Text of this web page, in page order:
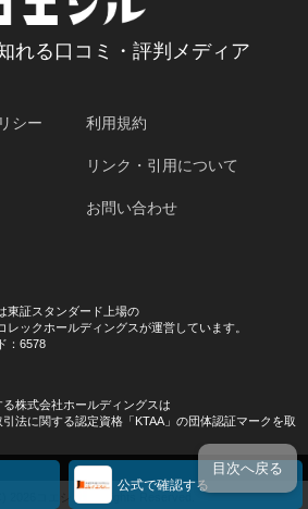
公式で確認する
れる口コミ・評判メディア
シー 利用規約
リンク・引用について
お問い合わせ
東証スタンダード上場の
レックホールディングスが運営しています。
：6578
る株式会社ホールディングスは
法に関する認定資格「KTAA」の団体認証マークを取
2026コエシル All Rights Reserved.
目次へ戻る